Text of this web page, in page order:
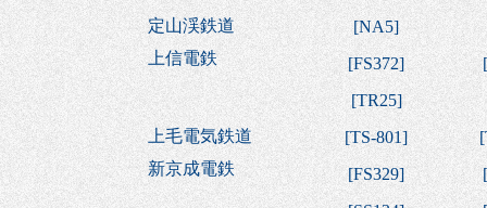
定山渓鉄道
[NA5]
上信電鉄
[FS372]
[
[TR25]
上毛電気鉄道
[TS-801] [
新京成電鉄
[FS329]
[